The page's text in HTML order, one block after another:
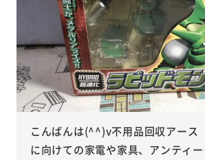
こんばんは(^^)v不用品回収アー
に向けての家電や家具、アンティ